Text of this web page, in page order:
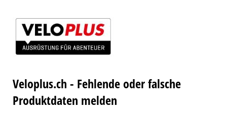
Veloplus.ch - Fehlende oder falsche
Produktdaten melden